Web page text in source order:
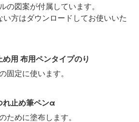
の図案が付属しています。
方はダウンロードしてお使いいた
用 布用ペンタイプのり
固定に使います。
止め筆ペンα
ために塗布します。